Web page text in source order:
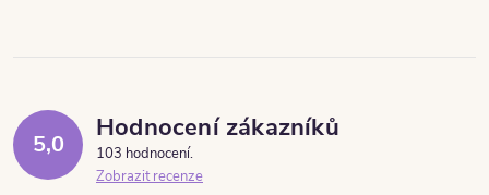
5,0
Hodnocení zákazníků
103 hodnocení
Zobrazit recenze